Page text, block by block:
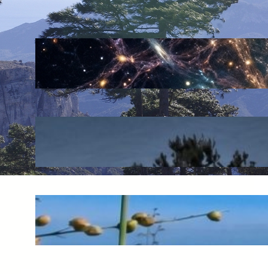
Què és la supraconsciència?
juny 30, 2026
El preu d’un error còsmic
juny 20, 2026
L’espernallac: l’or groc de la
muntanya
juny 14, 2026